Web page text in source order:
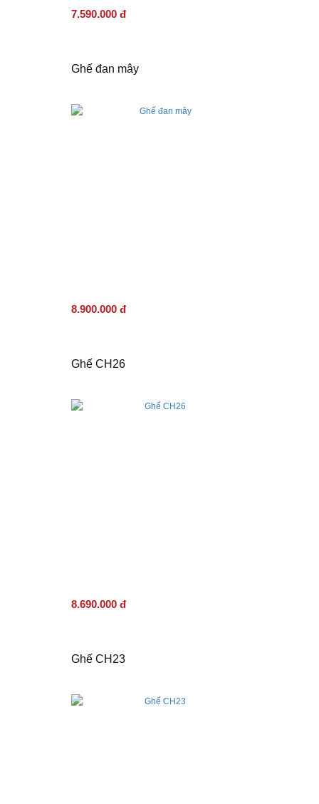
7.590.000 đ
Ghế đan mây
8.900.000 đ
Ghế CH26
8.690.000 đ
Ghế CH23